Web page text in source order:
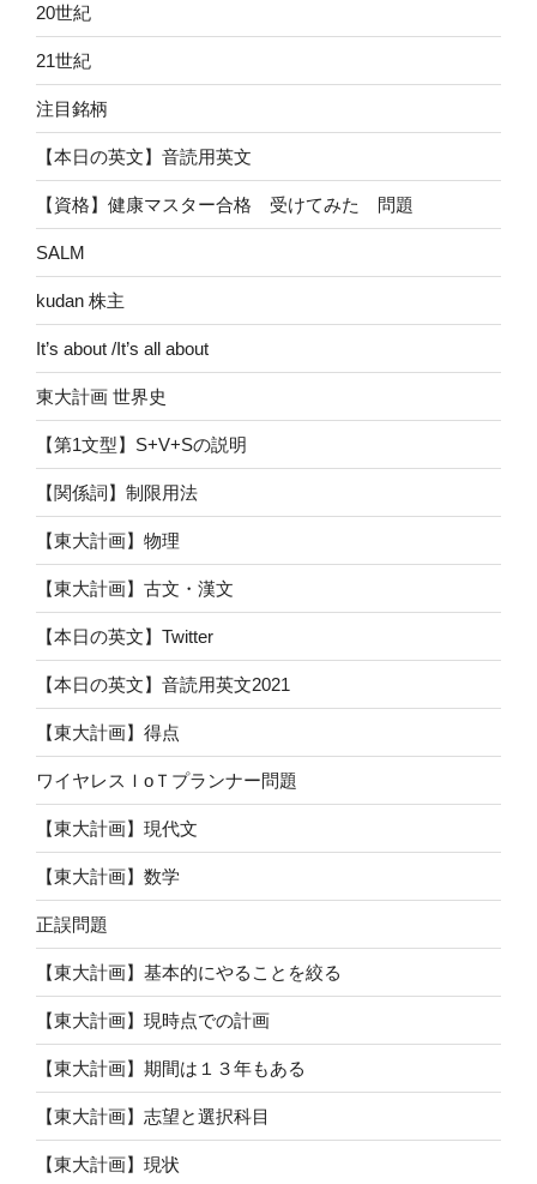
20世紀
21世紀
注目銘柄
【本日の英文】音読用英文
【資格】健康マスター合格 受けてみた 問題
SALM
kudan 株主
It’s about /It’s all about
東大計画 世界史
【第1文型】S+V+Sの説明
【関係詞】制限用法
【東大計画】物理
【東大計画】古文・漢文
【本日の英文】Twitter
【本日の英文】音読用英文2021
【東大計画】得点
ワイヤレスＩoＴプランナー問題
【東大計画】現代文
【東大計画】数学
正誤問題
【東大計画】基本的にやることを絞る
【東大計画】現時点での計画
【東大計画】期間は１３年もある
【東大計画】志望と選択科目
【東大計画】現状